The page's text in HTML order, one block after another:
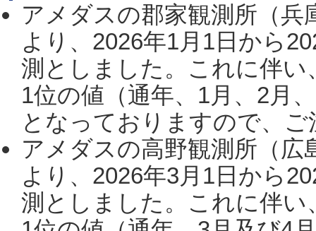
アメダスの郡家観測所（
より、2026年1月1日から
測としました。これに伴い
1位の値（通年、1月、2月
となっておりますので、
アメダスの高野観測所（
より、2026年3月1日から
測としました。これに伴い